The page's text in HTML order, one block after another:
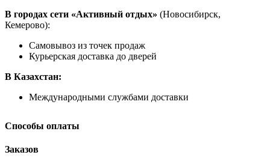
В городах сети «Активный отдых» (Новосибирск,
Кемерово):
Самовывоз из точек продаж
Курьерская доставка до дверей
В Казахстан:
Международными службами доставки
Способы оплаты
Заказов